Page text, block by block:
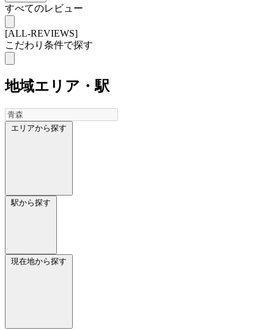
すべてのレビュー
[ALL-REVIEWS]
こだわり条件で探す
地域エリア・駅
エリアから探す
駅から探す
現在地から探す